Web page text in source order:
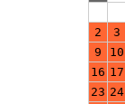
2
3
9
10
16 17
23 24